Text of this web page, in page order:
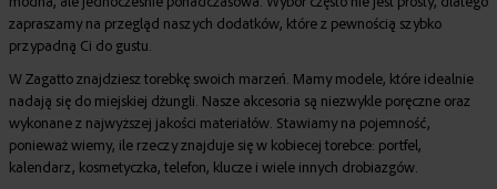
zapraszamy na przegląd naszych dodatków, które z pewnością szybko
przypadną Ci do gustu.
W Zagatto znajdziesz torebkę swoich marzeń. Mamy modele, które idealnie
nadają się do miejskiej dżungli. Nasze akcesoria są niezwykle poręczne oraz
wykonane z najwyższej jakości materiałów. Stawiamy na pojemność,
ponieważ wiemy, ile rzeczy znajduje się w kobiecej torebce: portfel,
kalendarz, kosmetyczka, telefon, klucze i wiele innych drobiazgów.